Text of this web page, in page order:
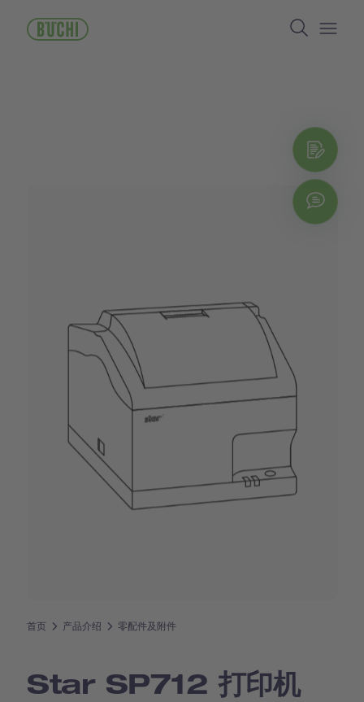
Search
首页 产品介绍 零配件及附件
Star SP712 打印机